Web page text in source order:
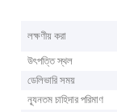
লক্ষণীয় করা
উৎপত্তি স্থল
ডেলিভারি সময়
ন্যূনতম চাহিদার পরিমাণ